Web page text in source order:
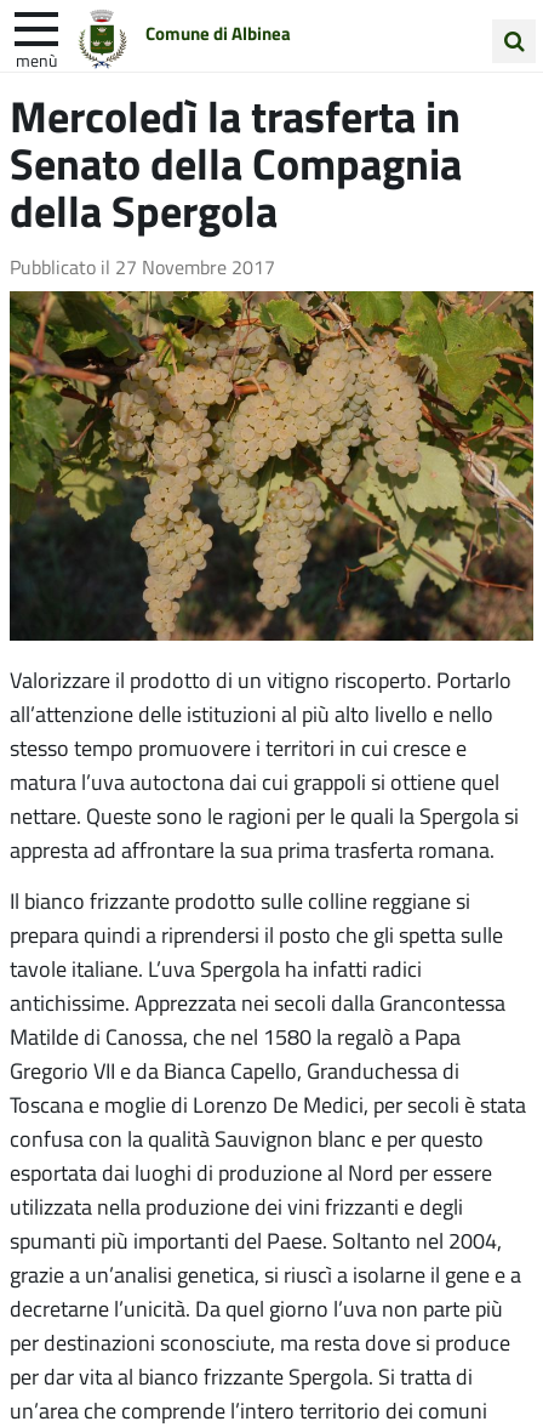
Comune di Albinea
menù
nel
sito
Entra in Comune Vivi Albinea
Unione Colline Matildiche
Mercoledì la trasferta in
Senato della Compagnia
della Spergola
Pubblicato il 27 Novembre 2017
Valorizzare il prodotto di un vitigno riscoperto. Portarlo
all’attenzione delle istituzioni al più alto livello e nello
stesso tempo promuovere i territori in cui cresce e
matura l’uva autoctona dai cui grappoli si ottiene quel
nettare. Queste sono le ragioni per le quali la Spergola si
appresta ad affrontare la sua prima trasferta romana.
Il bianco frizzante prodotto sulle colline reggiane si
prepara quindi a riprendersi il posto che gli spetta sulle
tavole italiane. L’uva Spergola ha infatti radici
antichissime. Apprezzata nei secoli dalla Grancontessa
Matilde di Canossa, che nel 1580 la regalò a Papa
Gregorio VII e da Bianca Capello, Granduchessa di
Toscana e moglie di Lorenzo De Medici, per secoli è stata
confusa con la qualità Sauvignon blanc e per questo
esportata dai luoghi di produzione al Nord per essere
utilizzata nella produzione dei vini frizzanti e degli
spumanti più importanti del Paese. Soltanto nel 2004,
grazie a un’analisi genetica, si riuscì a isolarne il gene e a
decretarne l’unicità. Da quel giorno l’uva non parte più
per destinazioni sconosciute, ma resta dove si produce
per dar vita al bianco frizzante Spergola. Si tratta di
un’area che comprende l’intero territorio dei comuni